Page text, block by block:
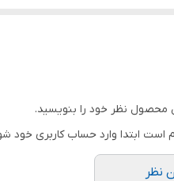
محصول نظر خود را بنویسید.
است ابتدا وارد حساب کاربری خود
نظر